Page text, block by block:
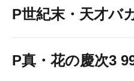
P世紀末・天才バ
P真・花の慶次3